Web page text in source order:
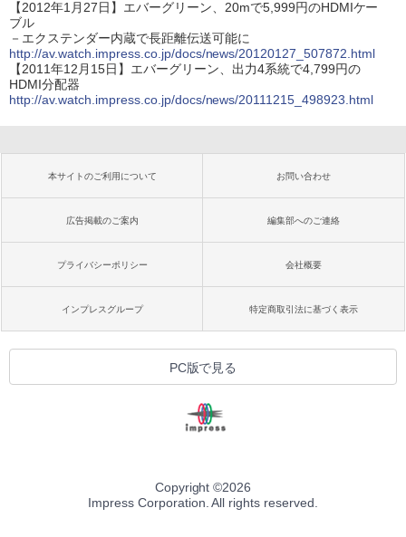
【2012年1月27日】エバーグリーン、20mで5,999円のHDMIケー
ブル
－エクステンダー内蔵で長距離伝送可能に
http://av.watch.impress.co.jp/docs/news/20120127_507872.html
【2011年12月15日】エバーグリーン、出力4系統で4,799円の
HDMI分配器
http://av.watch.impress.co.jp/docs/news/20111215_498923.html
本サイトのご利用について お問い合わせ
広告掲載のご案内 編集部へのご連絡
プライバシーポリシー 会社概要
インプレスグループ 特定商取引法に基づく表示
PC版で見る
Copyright ©2026
Impress Corporation. All rights reserved.